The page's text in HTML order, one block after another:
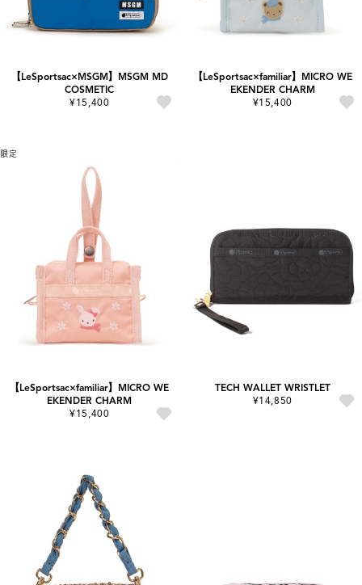
【LeSportsac×MSGM】MSGM MD
COSMETIC
¥15,400
【LeSportsac×familiar】MICRO WE
EKENDER CHARM
¥15,400
限定
【LeSportsac×familiar】MICRO WE
EKENDER CHARM
¥15,400
TECH WALLET WRISTLET
¥14,850